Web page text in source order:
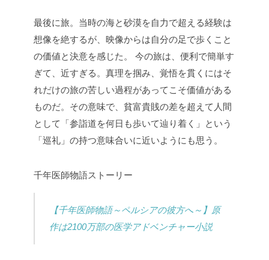
最後に旅。当時の海と砂漠を自力で超える経験は
想像を絶するが、映像からは自分の足で歩くこと
の価値と決意を感じた。
今の旅は、便利で簡単す
ぎて、近すぎる。真理を掴み、覚悟を貫くにはそ
れだけの旅の苦しい過程があってこそ価値がある
ものだ。その意味で、貧富貴賎の差を超えて人間
として「参詣道を何日も歩いて辿り着く」という
「巡礼」の持つ意味合いに近いようにも思う。
千年医師物語ストーリー
【千年医師物語～ペルシアの彼方へ～】原
作は2100万部の医学アドベンチャー小説